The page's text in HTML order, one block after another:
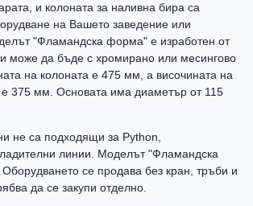
и колоната за наливна бира са
на Вашето заведение или
"Фламандска форма" е изработен от
и може да бъде с хромирано или месингово
на колоната е 475 мм, а височината на
е 375 мм. Основата има диаметър от 115
не са подходящи за Python,
линии. Моделът "Фламандска
се продава без кран, тръби и
да се закупи отделно.